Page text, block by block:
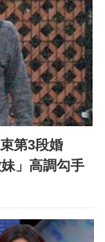
第3段婚
」高調勾手